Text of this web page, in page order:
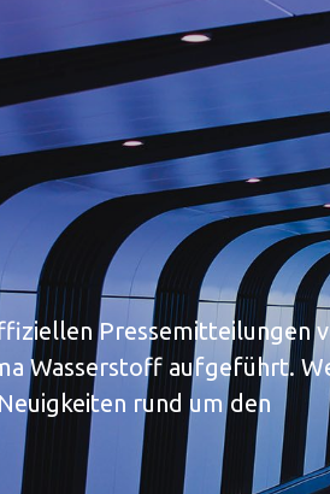
Pressemitteilungen
Wasserstoff aufgeführt.
rund um den